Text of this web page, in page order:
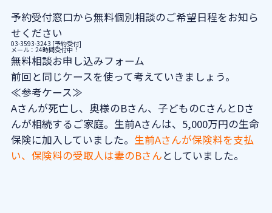
予約受付窓口から無料個別相談のご希望日程をお知ら
せください
03-3593-3243 [予約受付]
メール：24時間受付中！
無料相談お申し込みフォーム
前回と同じケースを使って考えていきましょう。
≪参考ケース≫
Aさんが死亡し、奥様のBさん、子どものCさんとDさ
んが相続するご家庭。生前Aさんは、5,000万円の生命
保険に加入していました。 生前Aさんが保険料を支払
い、保険料の受取人は妻のBさんとしていました。